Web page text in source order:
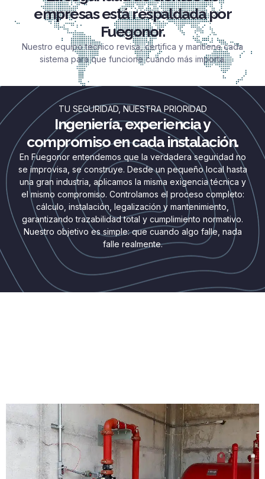
empresas está respaldada por
Fuegonor.
Nuestro equipo técnico revisa, certifica y mantiene cada
sistema para que funcione cuando más importa.
TU SEGURIDAD, NUESTRA PRIORIDAD
Ingeniería, experiencia y
compromiso en cada instalación.
En Fuegonor entendemos que la verdadera seguridad no
se improvisa, se construye. Desde un pequeño local hasta
una gran industria, aplicamos la misma exigencia técnica y
el mismo compromiso. Controlamos el proceso completo:
cálculo, instalación, legalización y mantenimiento,
garantizando trazabilidad total y cumplimiento normativo.
Nuestro objetivo es simple: que cuando algo falle, nada
falle realmente.